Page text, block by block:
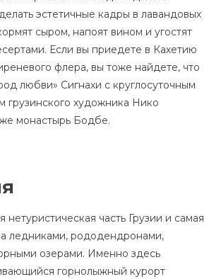
эстетичные кадры в лавандовых
сыром, напоят вином и угостят
Если вы приедете в Кахетию
флера, вы тоже найдете, что
любви» Сигнахи с круглосуточным
грузинского художника Нико
монастырь Бодбе.
нетуристическая часть Грузии и самая
ледниками, рододендронами,
озерами. Именно здесь
горнолыжный курорт